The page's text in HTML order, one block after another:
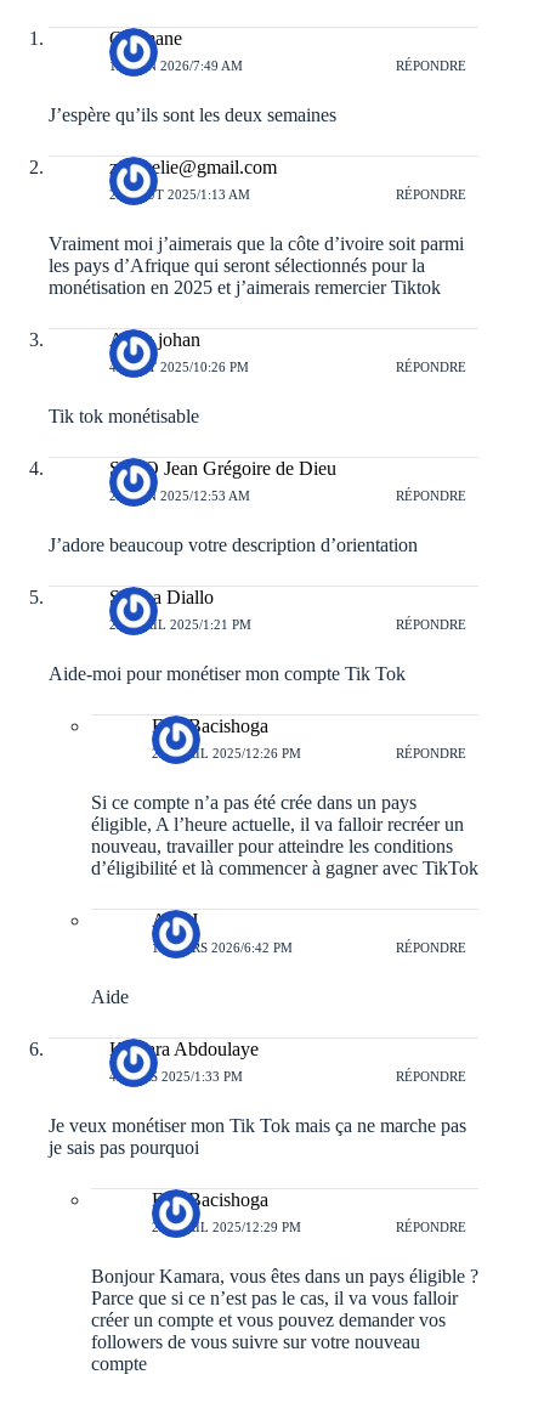
Ousmane
13 JUIN 2026/7:49 AM RÉPONDRE
J’espère qu’ils sont les deux semaines
zouraelie@gmail.com
23 AOÛT 2025/1:13 AM RÉPONDRE
Vraiment moi j’aimerais que la côte d’ivoire soit parmi
les pays d’Afrique qui seront sélectionnés pour la
monétisation en 2025 et j’aimerais remercier Tiktok
Abou johan
4 AOÛT 2025/10:26 PM RÉPONDRE
Tik tok monétisable
SETO Jean Grégoire de Dieu
28 JUIN 2025/12:53 AM RÉPONDRE
J’adore beaucoup votre description d’orientation
Samba Diallo
22 AVRIL 2025/1:21 PM RÉPONDRE
Aide-moi pour monétiser mon compte Tik Tok
Eric Bacishoga
27 AVRIL 2025/12:26 PM RÉPONDRE
Si ce compte n’a pas été crée dans un pays
éligible, A l’heure actuelle, il va falloir recréer un
nouveau, travailler pour atteindre les conditions
d’éligibilité et là commencer à gagner avec TikTok
A.N.J
11 MARS 2026/6:42 PM RÉPONDRE
Aide
Kamara Abdoulaye
4 MARS 2025/1:33 PM RÉPONDRE
Je veux monétiser mon Tik Tok mais ça ne marche pas
je sais pas pourquoi
Eric Bacishoga
27 AVRIL 2025/12:29 PM RÉPONDRE
Bonjour Kamara, vous êtes dans un pays éligible ?
Parce que si ce n’est pas le cas, il va vous falloir
créer un compte et vous pouvez demander vos
followers de vous suivre sur votre nouveau
compte